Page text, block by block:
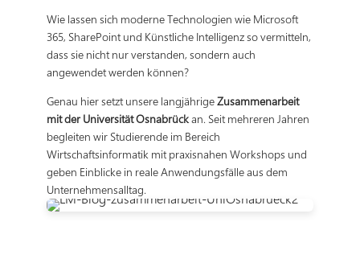
Wie lassen sich moderne Technologien wie Microsoft
365, SharePoint und Künstliche Intelligenz so vermitteln,
dass sie nicht nur verstanden, sondern auch
angewendet werden können?
Genau hier setzt unsere langjährigeZusammenarbeit
mit der Universität Osnabrückan. Seit mehreren Jahren
begleiten wir Studierende im Bereich
Wirtschaftsinformatik mit praxisnahen Workshops und
geben Einblicke in reale Anwendungsfälle aus dem
Unternehmensalltag.